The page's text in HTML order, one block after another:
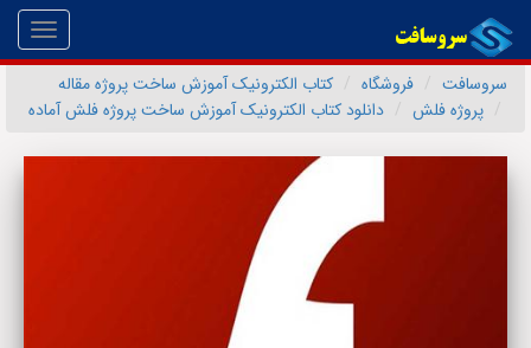
سروسافت
فروشگاه
کتاب الکترونیک آموزش ساخت پروژه مقاله
پروژه فلش
دانلود کتاب الکترونیک آموزش ساخت پروژه فلش آماده